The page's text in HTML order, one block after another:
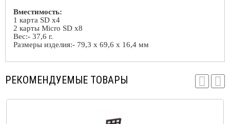
Вместимость:
1 карта SD x4
2 карты Micro SD x8
Вес:- 37,6 г.
Размеры изделия:- 79,3 x 69,6 x 16,4 мм
РЕКОМЕНДУЕМЫЕ ТОВАРЫ